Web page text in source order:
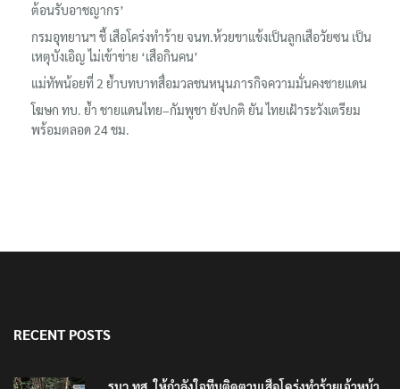
ต้อนรับอาชญากร’
กรมอุทยานฯ ชี้ เสือโคร่งทำร้าย จนท.ห้วยขาแข้งเป็นลูกเสือวัยซน เป็น
เหตุบังเอิญ ไม่เข้าข่าย ‘เสือกินคน’
แม่ทัพน้อยที่ 2 ย้ำบทบาทสื่อมวลชนหนุนภารกิจความมั่นคงชายแดน
โฆษก ทบ. ย้ำ ชายแดนไทย–กัมพูชา ยังปกติ ยัน ไทยเฝ้าระวังเตรียม
พร้อมตลอด 24 ชม.
RECENT POSTS